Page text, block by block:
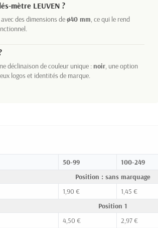
mètre LEUVEN ?
des dimensions deø40 mm, ce qui le rend
déclinaison de couleur unique :noir, une option
logos et identités de marque.
50-99 100-249
Position : sans marquage
1,90 € 1,45 €
Position 1
4,50 € 2,97 €